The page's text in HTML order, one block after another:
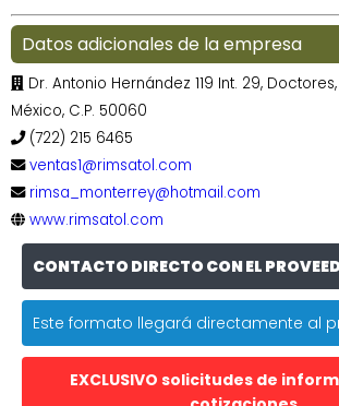
Datos adicionales de la empresa
Dr. Antonio Hernández 119 Int. 29,
México, C.P. 50060
(722) 215 6465
ventas1@rimsatol.com
rimsa_monterrey@hotmail.com
www.rimsatol.com
CONTACTO DIRECTO CON EL
Este formato llegará directamente al
EXCLUSIVO solicitudes de